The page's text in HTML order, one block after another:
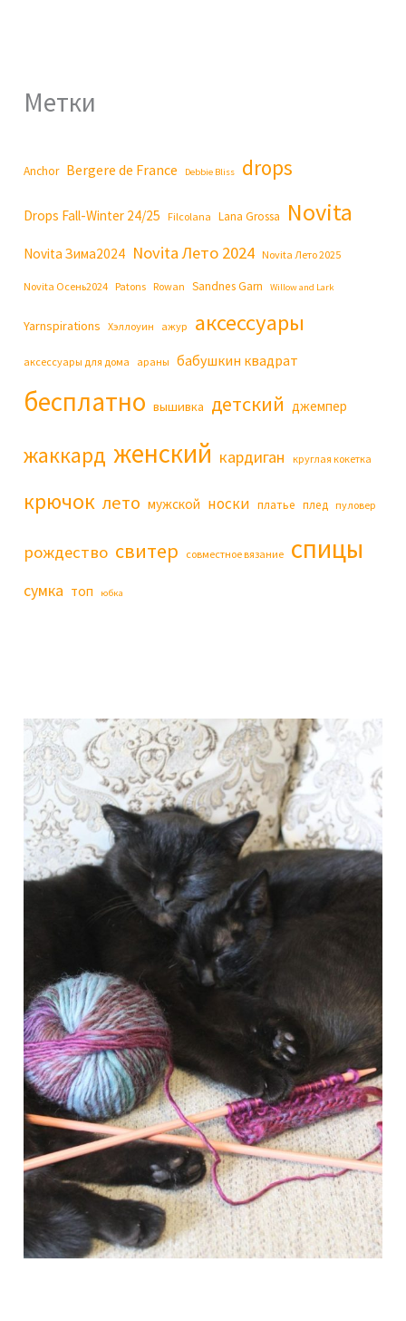
Метки
Anchor Bergere de France Debbie Bliss drops
Drops Fall-Winter 24/25 Filcolana Lana Grossa Novita
Novita Зима2024 Novita Лето 2024 Novita Лето 2025
Novita Осень2024 Patons Rowan Sandnes Garn Willow and Lark
Yarnspirations Хэллоуин ажур аксессуары
аксессуары для дома араны бабушкин квадрат
бесплатно вышивка детский джемпер
жаккард женский кардиган круглая кокетка
крючок лето мужской носки платье плед пуловер
рождество свитер совместное вязание спицы
сумка топ юбка